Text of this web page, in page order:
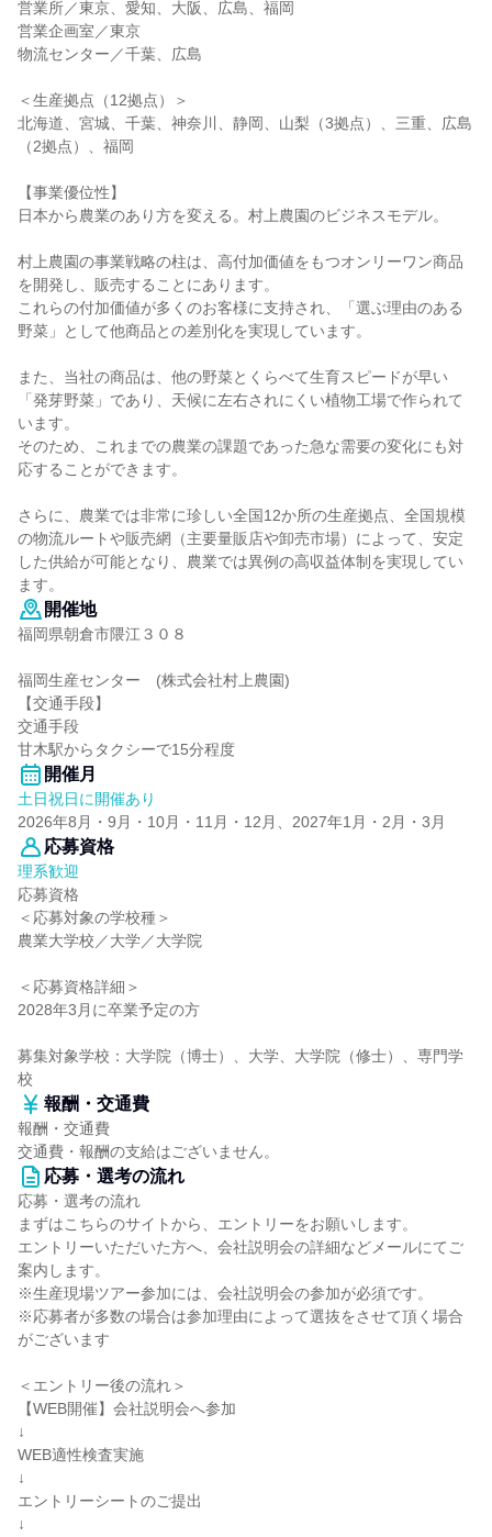
営業所／東京、愛知、大阪、広島、福岡
営業企画室／東京
物流センター／千葉、広島
＜生産拠点（12拠点）＞
北海道、宮城、千葉、神奈川、静岡、山梨（3拠点）、三重、広島
（2拠点）、福岡
【事業優位性】
日本から農業のあり方を変える。村上農園のビジネスモデル。
村上農園の事業戦略の柱は、高付加価値をもつオンリーワン商品
を開発し、販売することにあります。
これらの付加価値が多くのお客様に支持され、「選ぶ理由のある
野菜」として他商品との差別化を実現しています。
また、当社の商品は、他の野菜とくらべて生育スピードが早い
「発芽野菜」であり、天候に左右されにくい植物工場で作られて
います。
そのため、これまでの農業の課題であった急な需要の変化にも対
応することができます。
さらに、農業では非常に珍しい全国12か所の生産拠点、全国規模
の物流ルートや販売網（主要量販店や卸売市場）によって、安定
した供給が可能となり、農業では異例の高収益体制を実現してい
ます。
開催地
福岡県朝倉市隈江３０８
福岡生産センター (株式会社村上農園)
【交通手段】
交通手段
甘木駅からタクシーで15分程度
開催月
土日祝日に開催あり
2026年8月・9月・10月・11月・12月、2027年1月・2月・3月
応募資格
理系歓迎
応募資格
＜応募対象の学校種＞
農業大学校／大学／大学院
＜応募資格詳細＞
2028年3月に卒業予定の方
募集対象学校：大学院（博士）、大学、大学院（修士）、専門学
校
報酬・交通費
報酬・交通費
交通費・報酬の支給はございません。
応募・選考の流れ
応募・選考の流れ
まずはこちらのサイトから、エントリーをお願いします。
エントリーいただいた方へ、会社説明会の詳細などメールにてご
案内します。
※生産現場ツアー参加には、会社説明会の参加が必須です。
※応募者が多数の場合は参加理由によって選抜をさせて頂く場合
がございます
＜エントリー後の流れ＞
【WEB開催】会社説明会へ参加
↓
WEB適性検査実施
↓
エントリーシートのご提出
↓